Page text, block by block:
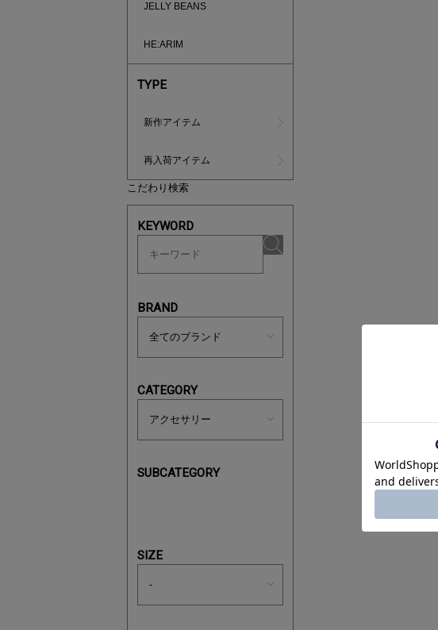
JELLY BEANS
HE:ARIM
TYPE
新作アイテム
再入荷アイテム
こだわり検索
KEYWORD
BRAND
CATEGORY
SUBCATEGORY
SIZE
即戦力アイテム続々対象
夏服まとめて手に入れるなら今